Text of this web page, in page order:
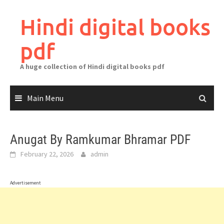
contentHindi digital books
pdf
A huge collection of Hindi digital books pdf
Main Menu
Anugat By Ramkumar Bhramar PDF
February 22, 2026 admin
Advertisement